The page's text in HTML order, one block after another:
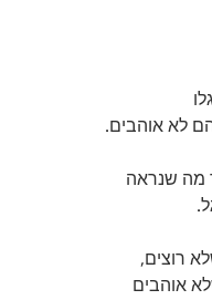
לא אוהבים.
מה שנראה
רוצים,
אוהבים